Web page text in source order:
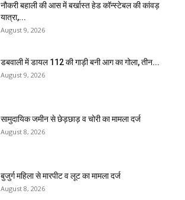
नौकरी बहाली की आस में बर्खास्त हेड कॉन्स्टेबल की कांवड़
यात्रा,...
August 9, 2026
डबवाली में डायल 112 की गाड़ी बनी आग का गोला, तीन...
August 9, 2026
सामुदायिक जमीन से छेड़छाड़ व चोरी का मामला दर्ज
August 8, 2026
बुजुर्ग महिला से मारपीट व लूट का मामला दर्ज
August 8, 2026